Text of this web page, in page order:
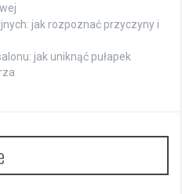
jak rozpoznać przyczyny i
jak uniknąć pułapek